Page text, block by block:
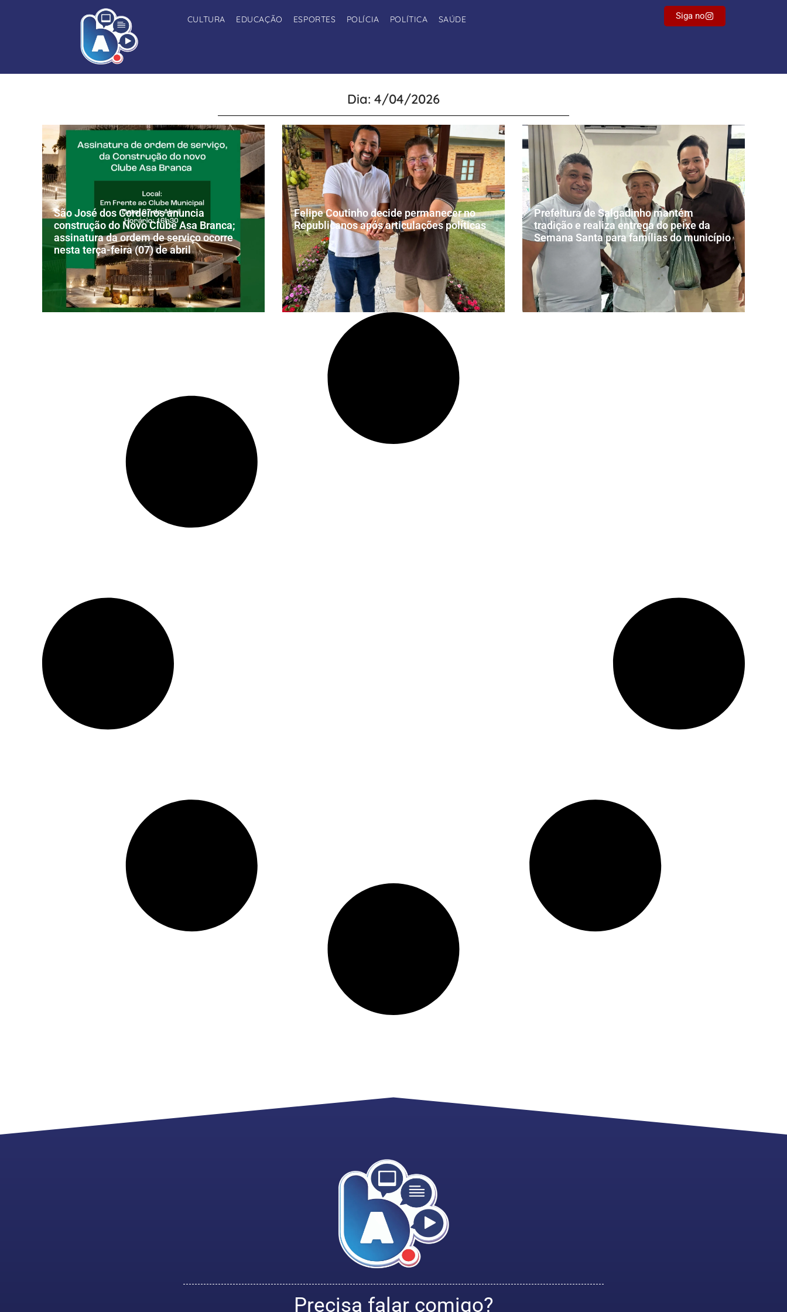
CULTURA EDUCAÇÃO ESPORTES POLÍCIA POLÍTICA SAÚDE Siga no
Dia: 4/04/2026
São José dos Cordeiros anuncia
construção do Novo Clube Asa Branca;
assinatura da ordem de serviço ocorre
nesta terça-feira (07) de abril
Felipe Coutinho decide permanecer no
Republicanos após articulações políticas
Prefeitura de Salgadinho mantém
tradição e realiza entrega do peixe da
Semana Santa para famílias do município
Precisa falar comigo?